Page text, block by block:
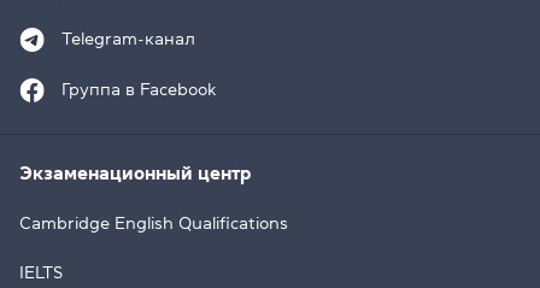
Telegram-канал
Группа в Facebook
Экзаменационный центр
Cambridge English Qualifications
IELTS